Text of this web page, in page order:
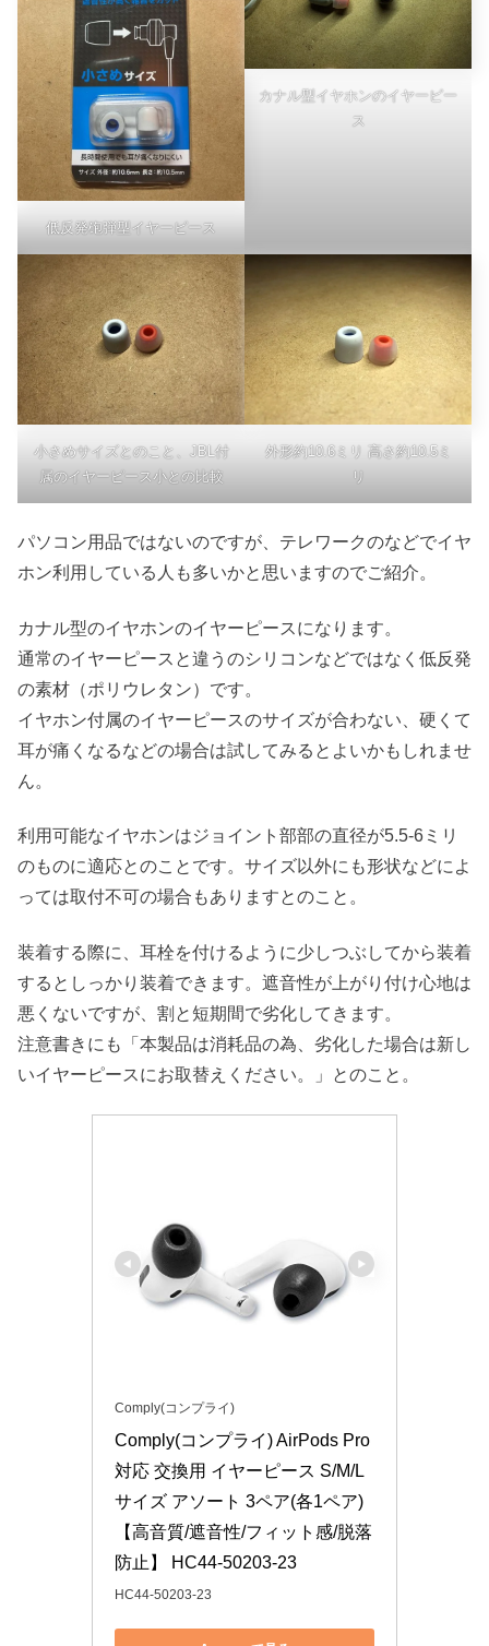
低反発砲弾型イヤーピース
カナル型イヤホンのイヤーピー
ス
小さめサイズとのこと、JBL付
属のイヤーピース小との比較
外形約10.6ミリ 高さ約10.5ミ
リ
パソコン用品ではないのですが、テレワークのなどでイヤ
ホン利用している人も多いかと思いますのでご紹介。
カナル型のイヤホンのイヤーピースになります。
通常のイヤーピースと違うのシリコンなどではなく低反発
の素材（ポリウレタン）です。
イヤホン付属のイヤーピースのサイズが合わない、硬くて
耳が痛くなるなどの場合は試してみるとよいかもしれませ
ん。
利用可能なイヤホンはジョイント部部の直径が5.5-6ミリ
のものに適応とのことです。サイズ以外にも形状などによ
っては取付不可の場合もありますとのこと。
装着する際に、耳栓を付けるように少しつぶしてから装着
するとしっかり装着できます。遮音性が上がり付け心地は
悪くないですが、割と短期間で劣化してきます。
注意書きにも「本製品は消耗品の為、劣化した場合は新し
いイヤーピースにお取替えください。」とのこと。
Comply(コンプライ)
Comply(コンプライ) AirPods Pro
対応 交換用 イヤーピース S/M/L
サイズ アソート 3ペア(各1ペア)
【高音質/遮音性/フィット感/脱落
防止】 HC44-50203-23
HC44-50203-23